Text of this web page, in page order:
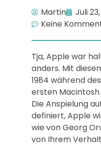
Martin Juli
Keine
Tja, Apple war
anders. Mit
1984 während
ersten
Die Anspielung
definiert, Apple
wie von Georg
von Ihrem